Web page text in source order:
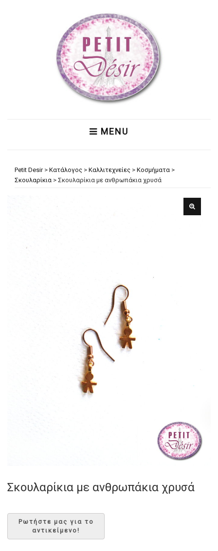
MENU
Petit Desir> Κατάλογος > Καλλιτεχνείες > Κοσμήματα >
Σκουλαρίκια > Σκουλαρίκια με ανθρωπάκια χρυσά
Σκουλαρίκια με ανθρωπάκια χρυσά